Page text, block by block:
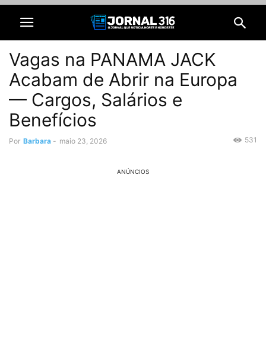
Vagas na PANAMA JACK
Acabam de Abrir na Europa
— Cargos, Salários e
Benefícios
Por Barbara - maio 23, 2026 531
ANÚNCIOS